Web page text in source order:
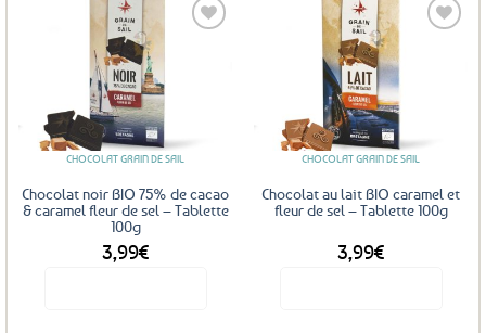
CHOCOLAT GRAIN DE SAIL
Chocolat noir BIO 75% de cacao
& caramel fleur de sel – Tablette
100g
3,99€
CHOCOLAT GRAIN DE SAIL
Chocolat au lait BIO caramel et
fleur de sel – Tablette 100g
3,99€